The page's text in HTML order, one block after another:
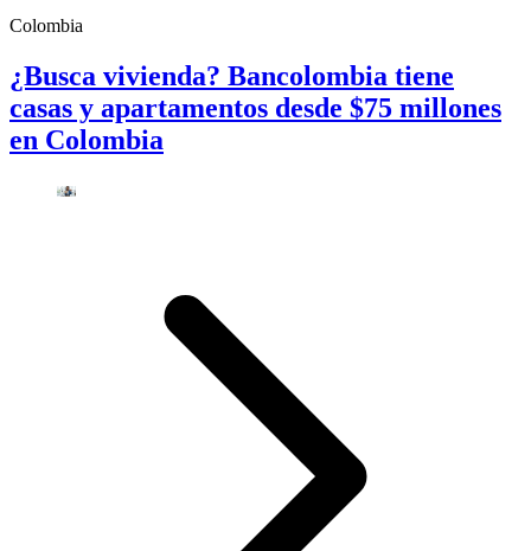
Colombia
¿Busca vivienda? Bancolombia tiene
casas y apartamentos desde $75 millones
en Colombia